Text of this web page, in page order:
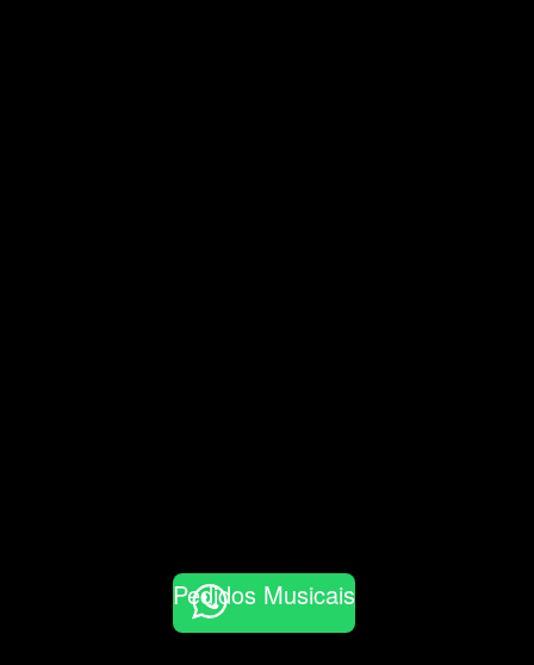
Pedidos Musicais